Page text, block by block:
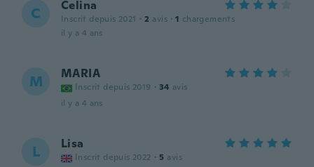
C Celina
Inscrit depuis 2021 · 2 avis · 1 chargements
il y a 4 ans
M MARIA
Inscrit depuis 2019 · 34 avis
il y a 4 ans
L Lisa
Inscrit depuis 2022 · 5 avis